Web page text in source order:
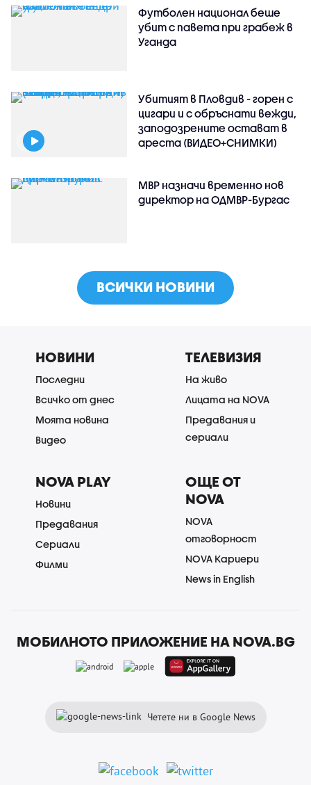
Футболен национал беше
убит с павета при грабеж в
Уганда
Убитият в Пловдив - горен с
цигари и с обръснати вежди,
заподозрените остават в
ареста (ВИДЕО+СНИМКИ)
МВР назначи временно нов
директор на ОДМВР-Бургас
ВСИЧКИ НОВИНИ
НОВИНИ
Последни
Всичко от днес
Моята новина
Видео
ТЕЛЕВИЗИЯ
На живо
Лицата на NOVA
Предавания и
сериали
NOVA PLAY
Новини
Предавания
Сериали
Филми
ОЩЕ ОТ
NOVA
NOVA
отговорност
NOVA Кариери
News in English
МОБИЛНОТО ПРИЛОЖЕНИЕ НА NOVA.BG
Четете ни в Google News